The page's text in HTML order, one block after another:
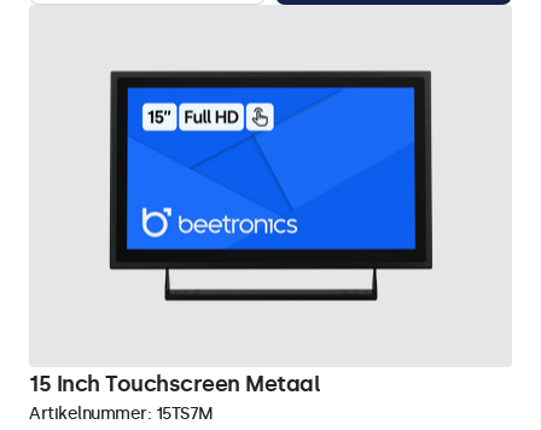
15 Inch Touchscreen Metaal
Artikelnummer: 15TS7M